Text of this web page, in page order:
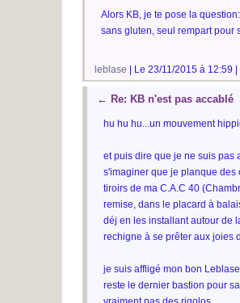
Alors KB, je te pose la
sans gluten, seul rempart pour
leblase | Le 23/11/2015 à 12:59 |
← Re: KB n'est pas accablé
hu hu hu...un mouvement
et puis dire que je ne suis pas
s'imaginer que je planque
tiroirs de ma C.A.C 40
remise, dans le placard à
déj en les installant autour de
rechigne à se prêter aux joies
je suis affligé mon bon
reste le dernier bastion pour